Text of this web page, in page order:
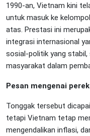
1990-an, Vietnam kini
untuk masuk ke
atas. Prestasi ini
integrasi internasional
sosial-politik yang stabil,
masyarakat dalam
Pesan mengenai
Tonggak tersebut
tetapi Vietnam tetap
mengendalikan inflasi,